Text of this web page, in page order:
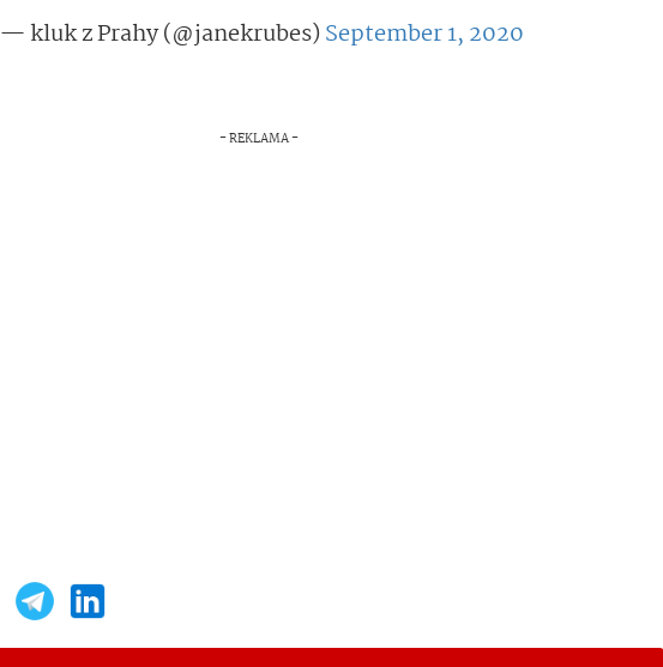
— kluk z Prahy (@janekrubes)September 1, 2020